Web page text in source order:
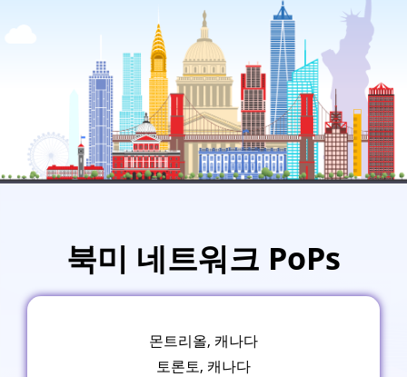
북미 네트워크 PoPs
몬트리올, 캐나다
토론토, 캐나다